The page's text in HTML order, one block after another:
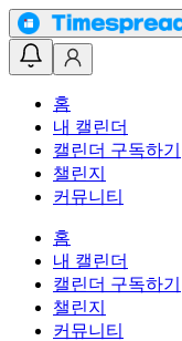
홈
내 캘린더
캘린더 구독하기
챌린지
커뮤니티
홈
내 캘린더
캘린더 구독하기
챌린지
커뮤니티